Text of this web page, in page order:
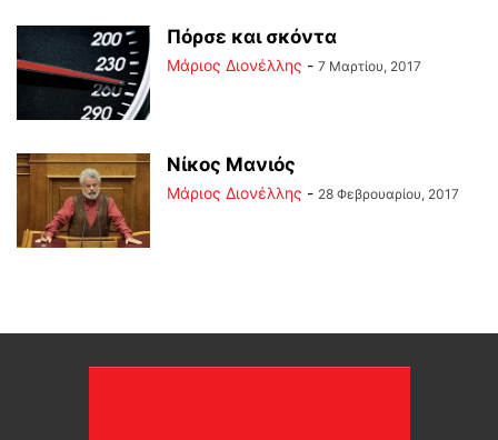
Πόρσε και σκόντα
Μάριος Διονέλλης - 7 Μαρτίου, 2017
Νίκος Μανιός
Μάριος Διονέλλης - 28 Φεβρουαρίου, 2017